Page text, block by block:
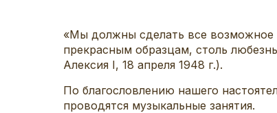
«Мы должны сделать все возможное
прекрасным образцам, столь
Алексия I, 18 апреля 1948 г.).
По благословлению нашего
проводятся музыкальные занятия.